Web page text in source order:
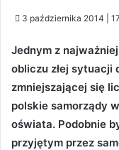
3 października 2014 |
Jednym z
obliczu złej sytuacji
zmniejszającej się
polskie samorządy
oświata. Podobnie
przyjętym przez